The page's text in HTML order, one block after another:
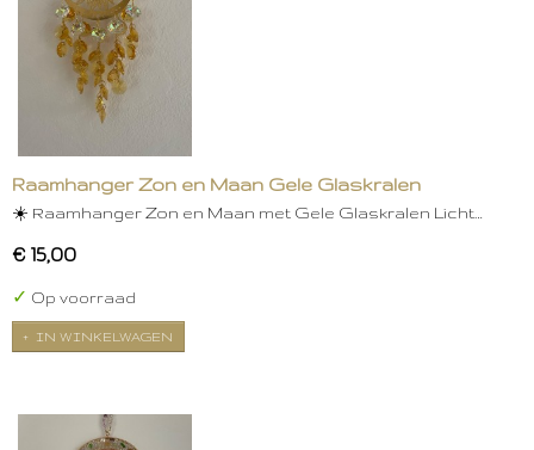
Raamhanger Zon en Maan Gele Glaskralen
☀️ Raamhanger Zon en Maan met Gele Glaskralen Licht…
€ 15,00
✓ Op voorraad
IN WINKELWAGEN